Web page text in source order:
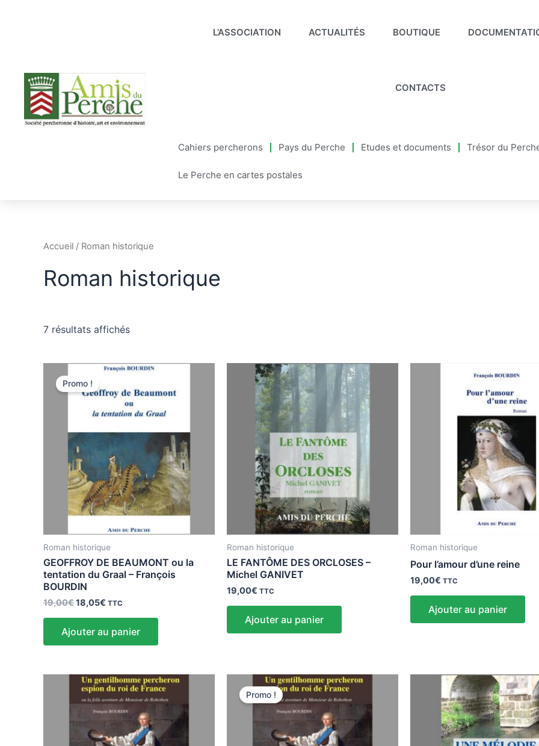
L’ASSOCIATION ACTUALITÉS BOUTIQUE
CONTACTS
Cahiers percherons Pays du Perche Etudes et documents Trésor du
Le Perche en cartes postales
Accueil / Roman historique
Roman historique
7 résultats affichés
Promo !
Roman historique
GEOFFROY DE BEAUMONT ou la
tentation du Graal – François
BOURDIN
19,00€
Le
prix
initial
était :
19,00€.
18,05€
Le
actuel
est :
18,05€.
TTC
Ajouter au panier
Roman historique
LE FANTÔME DES ORCLOSES –
Michel GANIVET
19,00€ TTC
Ajouter au panier
Roman historique
Pour l’amour d’une reine
19,00€ TTC
Ajouter au panier
Promo !
Le
prix
initial
était :
19,00€.
Le
prix
actuel
est :
18,05€.